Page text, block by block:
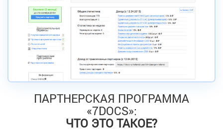
ПАРТНЕРСКАЯ ПРОГРАММА
«7DOCS»:
ЧТО ЭТО ТАКОЕ?